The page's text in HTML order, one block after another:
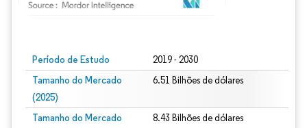
Período de Estudo 2019 - 2030
Tamanho do Mercado
(2025)
6.51 Bilhões de dólares
Tamanho do Mercado
8.43 Bilhões de dólares